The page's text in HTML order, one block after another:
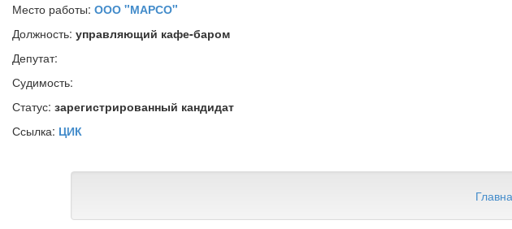
Место работы: ООО "МАРСО"
Должность: управляющий кафе-баром
Депутат:
Судимость:
Статус: зарегистрированный кандидат
Ссылка: ЦИК